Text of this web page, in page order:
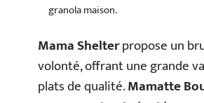
granola maison.
Mama Shelterpropose un
volonté, offrant une grande
plats de qualité.Mamatte